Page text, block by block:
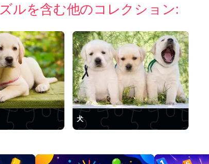
ルを含む他のコレクション:
犬